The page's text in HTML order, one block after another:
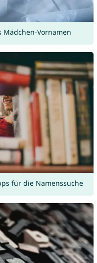
Mädchen-Vornamen
für die Namenssuche